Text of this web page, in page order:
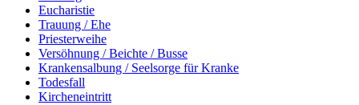
(Primary)
(Secondary)
Eucharistie
Trauung / Ehe
Priesterweihe
Versöhnung / Beichte / Busse
Krankensalbung / Seelsorge für Kranke
Todesfall
Kircheneintritt